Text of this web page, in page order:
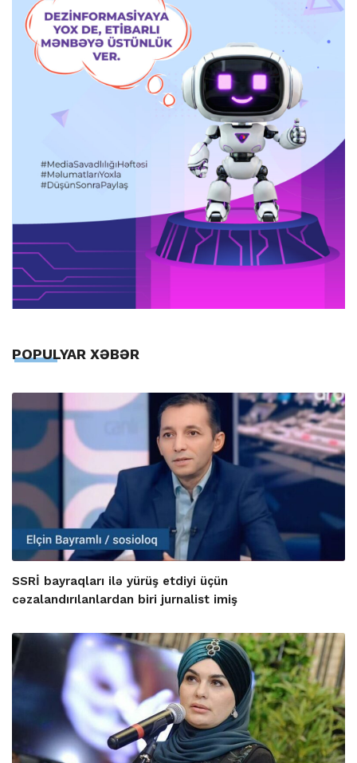
POPULYAR XƏBƏR
SSRİ bayraqları ilə yürüş etdiyi üçün
cəzalandırılanlardan biri jurnalist imiş